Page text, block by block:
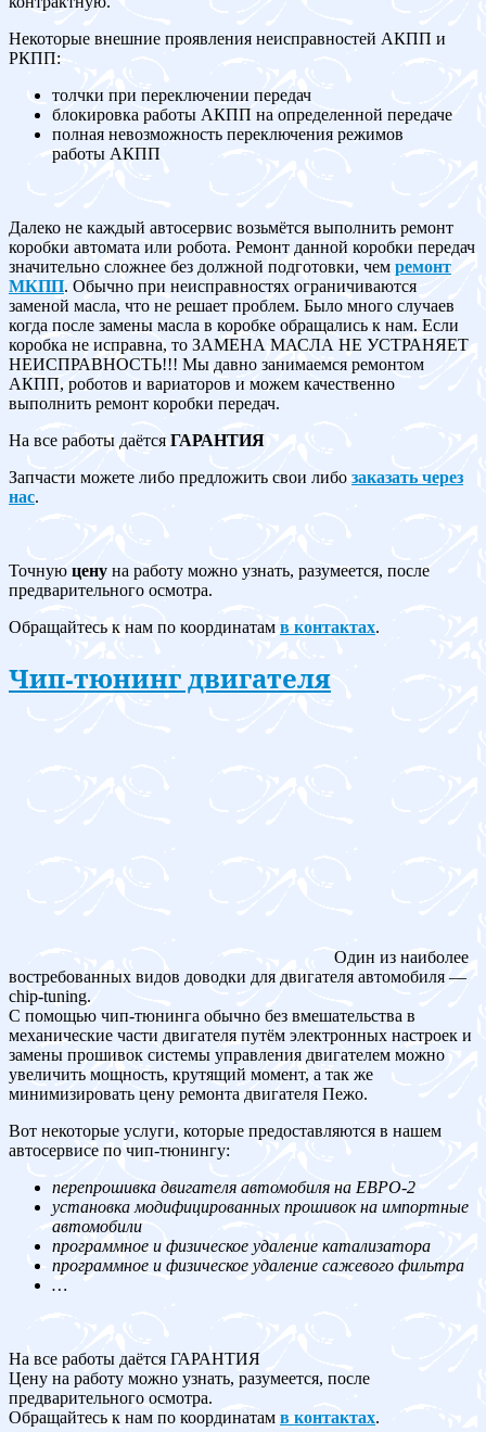
Некоторые внешние проявления неисправностей АКПП и
РКПП:
толчки при переключении передач
блокировка работы АКПП на определенной передаче
полная невозможность переключения режимов
работы АКПП
Далеко не каждый автосервис возьмётся выполнить ремонт
коробки автомата или робота. Ремонт данной коробки передач
значительно сложнее без должной подготовки, чем ремонт
МКПП. Обычно при неисправностях ограничиваются
заменой масла, что не решает проблем. Было много случаев
когда после замены масла в коробке обращались к нам. Если
коробка не исправна, то ЗАМЕНА МАСЛА НЕ УСТРАНЯЕТ
НЕИСПРАВНОСТЬ!!! Мы давно занимаемся ремонтом
АКПП, роботов и вариаторов и можем качественно
выполнить ремонт коробки передач.
На все работы даётсяГАРАНТИЯ
Запчасти можете либо предложить свои либо заказать через
нас.
Точную цену на работу можно узнать, разумеется, после
предварительного осмотра.
Обращайтесь к нам по координатам в контактах.
Чип-тюнинг двигателя
Один из наиболее
востребованных видов доводки для двигателя автомобиля —
chip-tuning.
С помощью чип-тюнинга обычно без вмешательства в
механические части двигателя путём электронных настроек и
замены прошивок системы управления двигателем можно
увеличить мощность, крутящий момент, а так же
минимизировать цену ремонта двигателя Пежо.
Вот некоторые услуги, которые предоставляются в нашем
автосервисе по чип-тюнингу:
перепрошивка двигателя автомобиля на ЕВРО-2
установка модифицированных прошивок на импортные
автомобили
программное и физическое удаление катализатора
программное и физическое удаление сажевого фильтра
…
На все работы даётся ГАРАНТИЯ
Цену на работу можно узнать, разумеется, после
предварительного осмотра.
Обращайтесь к нам по координатам в контактах.